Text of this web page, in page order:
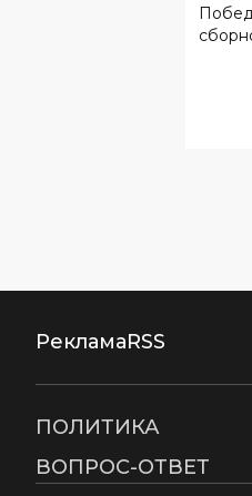
РекламаRSS
ПОЛИТИКА
ВОПРОС-ОТВЕТ